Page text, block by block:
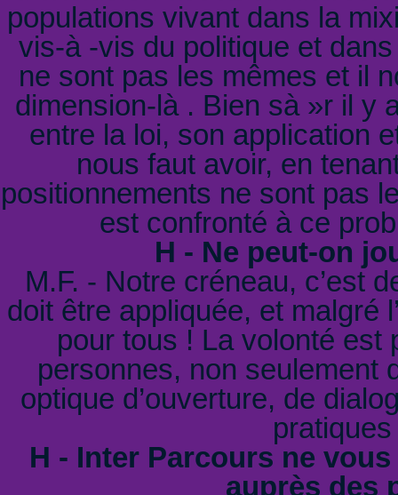
populations vivant dans la
vis-à -vis du politique et
ne sont pas les mêmes et il
dimension-là . Bien sà »r il y
entre la loi, son application
nous faut avoir, en
positionnements ne sont pas
est confronté à ce
H - Ne peut-on
M.F. - Notre créneau, c’est
doit être appliquée, et malgré
pour tous ! La volonté est
personnes, non seulement
optique d’ouverture, de
H - Inter Parcours ne
auprès des